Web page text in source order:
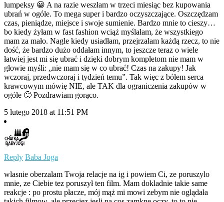
lumpeksy 😀 A na razie weszłam w trzeci miesiąc bez kupowania
ubrań w ogóle. To mega super i bardzo oczyszczające. Oszczędzam
czas, pieniądze, miejsce i swoje sumienie. Bardzo mnie to cieszy…
bo kiedy żyłam w fast fashion wciąż myślałam, że wszystkiego
mam za mało. Nagle kiedy usiadłam, przejrzałam każdą rzecz, to nie
dość, że bardzo dużo oddałam innym, to jeszcze teraz o wiele
łatwiej jest mi się ubrać i dzięki dobrym kompletom nie mam w
głowie myśli: „nie mam się w co ubrać! Czas na zakupy! Jak
wczoraj, przedwczoraj i tydzień temu”. Tak więc z bólem serca
krawcowym mówię NIE, ale TAK dla ograniczenia zakupów w
ogóle 🙂 Pozdrawiam gorąco.
5 lutego 2018 at 11:51 PM
Reply Baba Joga
wlasnie oberzalam Twoja relacje na ig i powiem Ci, ze poruszylo
mnie, ze Ciebie tez poruszył ten film. Mam dokladnie takie same
reakcje : po prostu płacze, mój mąż mi mowi zebym nie oglądała